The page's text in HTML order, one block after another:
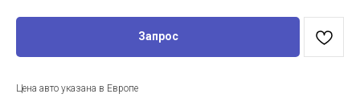
Запрос
Цена авто указана в Европе